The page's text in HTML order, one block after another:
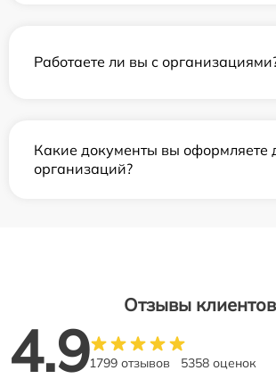
Работаете ли вы с
Какие документы вы оформляете
организаций?
Отзывы клиентов
4.91799 отзывов 5358 оценок